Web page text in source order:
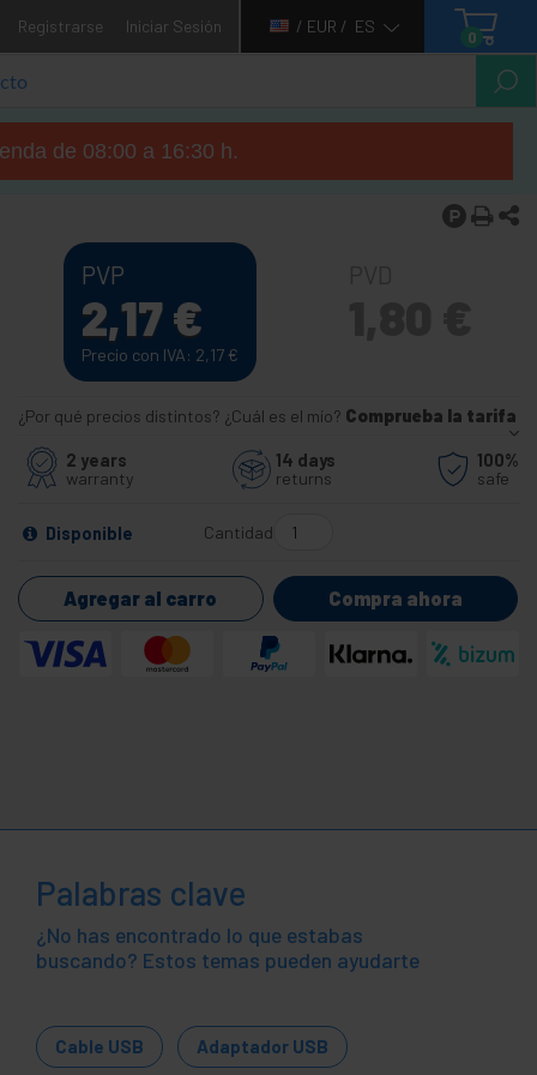
Registrarse Iniciar Sesión / EUR / ES
0
de 08:00 a 16:30 h.
PVP
2,17€
Precio con IVA: 2,17 €
¿Por qué precios distintos? ¿Cuál es el mío? Comprueba la tarifa
2 years
warranty
14 days
returns
100%
safe
Disponible Cantidad
Agregar al carro Compra ahora
Palabras clave
¿No has encontrado lo que estabas
buscando? Estos temas pueden ayudarte
Cable USB Adaptador USB